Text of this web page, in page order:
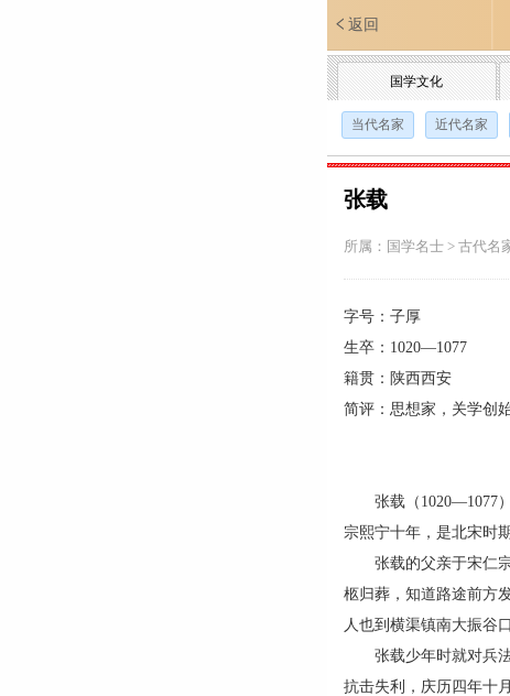
返回
国学文化
当代名家 近代名家
张载
所属： 国学名士 > 古代名
字号：子厚
生卒：1020—1077
籍贯：陕西西安
简评：思想家，关学创
张载（1020—1077）
宗熙宁十年，是北宋时
张载的父亲于宋仁宗
柩归葬，知道路途前方
人也到横渠镇南大振谷
张载少年时就对兵法
抗击失利，庆历四年十